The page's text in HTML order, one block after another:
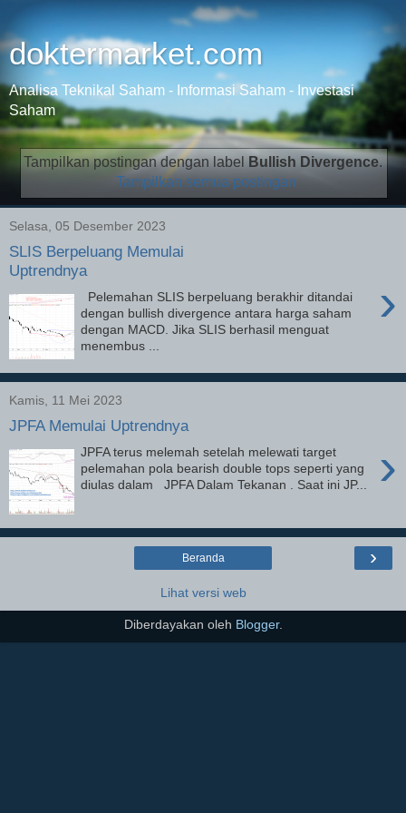
doktermarket.com
Analisa Teknikal Saham - Informasi Saham - Investasi
Saham
Tampilkan postingan dengan label Bullish Divergence.
Tampilkan semua postingan
Selasa, 05 Desember 2023
SLIS Berpeluang Memulai
Uptrendnya
›
Pelemahan SLIS berpeluang berakhir ditandai
dengan bullish divergence antara harga saham
dengan MACD. Jika SLIS berhasil menguat
menembus ...
Kamis, 11 Mei 2023
JPFA Memulai Uptrendnya
›
JPFA terus melemah setelah melewati target
pelemahan pola bearish double tops seperti yang
diulas dalam JPFA Dalam Tekanan . Saat ini JP...
›
Beranda
Lihat versi web
Diberdayakan oleh Blogger.